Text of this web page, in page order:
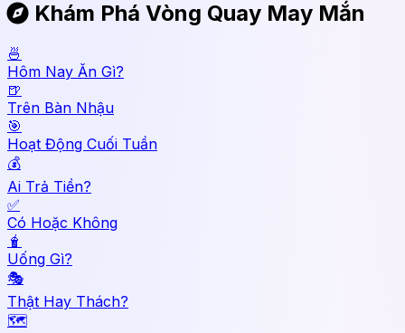
Khám Phá Vòng Quay May Mắn
🍜
Hôm Nay Ăn Gì?
🍺
Trên Bàn Nhậu
🎯
Hoạt Động Cuối Tuần
💰
Ai Trả Tiền?
✅
Có Hoặc Không
🧋
Uống Gì?
🎭
Thật Hay Thách?
🗺️